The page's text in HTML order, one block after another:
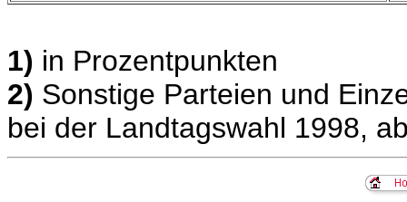
1) in Prozentpunkten
2) Sonstige Parteien und
bei der Landtagswahl 1998,